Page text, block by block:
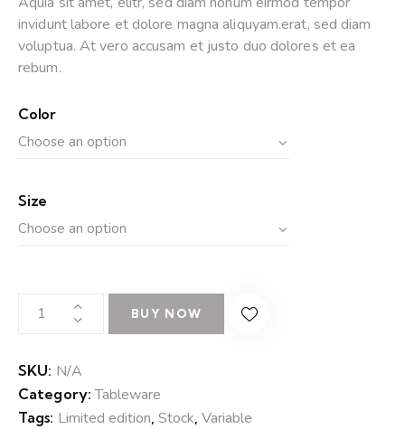
invidunt labore et dolore magna aliquyam.erat, sed diam
voluptua. At vero accusam et justo duo dolores et ea
rebum.
Color
Size
BUY NOW
SKU: N/A
Category:Tableware
Tags: Limited edition Stock ,Variable